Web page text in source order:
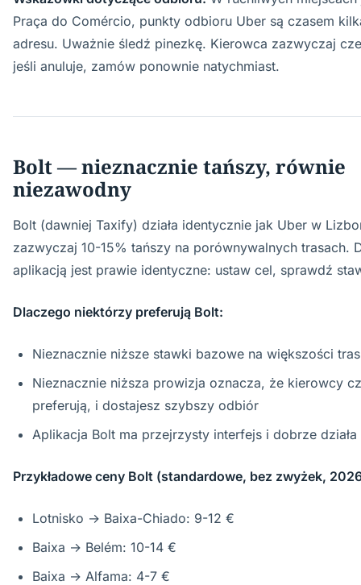
Praça do Comércio, punkty odbioru Uber są czasem
adresu. Uważnie śledź pinezkę. Kierowca zazwyczaj
jeśli anuluje, zamów ponownie natychmiast.
Bolt — nieznacznie tańszy, równie
niezawodny
Bolt (dawniej Taxify) działa identycznie jak Uber w
zazwyczaj 10-15% tańszy na porównywalnych trasach.
aplikacją jest prawie identyczne: ustaw cel, sprawdź
Dlaczego niektórzy preferują Bolt:
Nieznacznie niższe stawki bazowe na większości tras
Nieznacznie niższa prowizja oznacza, że kierowcy
preferują, i dostajesz szybszy odbiór
Aplikacja Bolt ma przejrzysty interfejs i dobrze
Przykładowe ceny Bolt (standardowe, bez zwyżek,
Lotnisko → Baixa-Chiado: 9-12 €
Baixa → Belém: 10-14 €
Baixa → Alfama: 4-7 €